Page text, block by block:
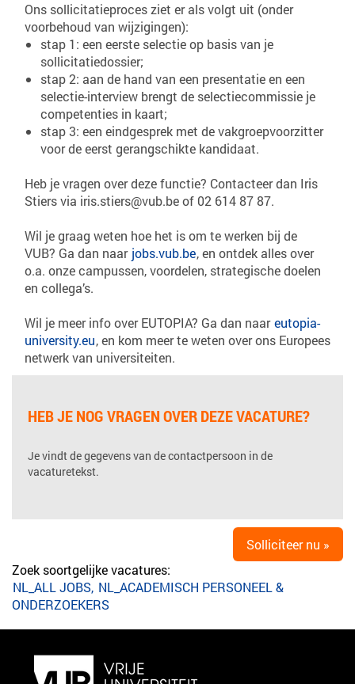
Ons sollicitatieproces ziet er als volgt uit (onder
voorbehoud van wijzigingen):
stap 1: een eerste selectie op basis van je
sollicitatiedossier;
stap 2: aan de hand van een presentatie en een
selectie-interview brengt de selectiecommissie je
competenties in kaart;
stap 3: een eindgesprek met de vakgroepvoorzitter
voor de eerst gerangschikte kandidaat.
Heb je vragen over deze functie? Contacteer dan Iris
Stiers via iris.stiers@vub.be of 02 614 87 87.
Wil je graag weten hoe het is om te werken bij de
VUB? Ga dan naar jobs.vub.be, en ontdek alles over
o.a. onze campussen, voordelen, strategische doelen
en collega’s.
Wil je meer info over EUTOPIA? Ga dan naareutopia-
university.eu, en kom meer te weten over ons Europees
netwerk van universiteiten.
HEB JE NOG VRAGEN OVER DEZE VACATURE?
Je vindt de gegevens van de contactpersoon in de
vacaturetekst.
Solliciteer nu »
Zoek soortgelijke vacatures:
NL_ALL JOBS, NL_ACADEMISCH PERSONEEL &
ONDERZOEKERS